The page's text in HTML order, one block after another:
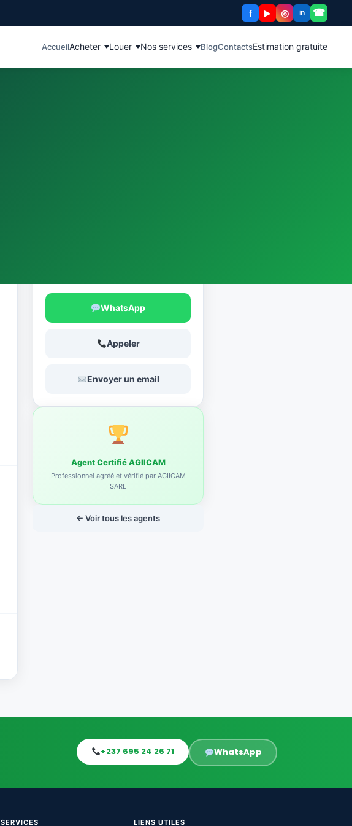
f ▶ ◎ in ☎
AccueilAcheter Louer Nos services BlogContactsEstimation gratuite
WhatsApp
Appeler
Envoyer un email
Agent Certifié AGIICAM
Professionnel agréé et vérifié par AGIICAM
SARL
← Voir tous les agents
+237 695 24 26 71 WhatsApp
SERVICES LIENS UTILES